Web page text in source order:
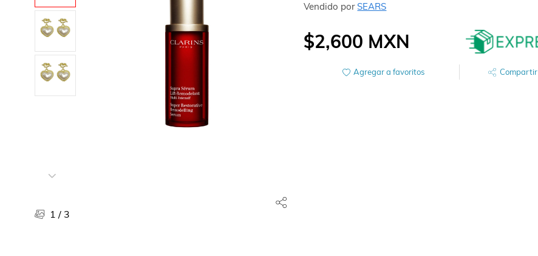
Ferretería y autos
Ropa, calzado y accesorios
Mamá y bebé
Salud, belleza y cuidado personal
Joyería y relojes
Súpermercado
1 / 3
Vendido porSEARS
$2,600 MXN
Agregar a favoritos Compartir